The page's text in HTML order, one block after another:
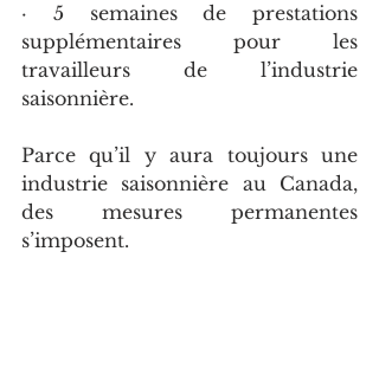
· 5 semaines de prestations
supplémentaires pour les
travailleurs de l’industrie
saisonnière.
Parce qu’il y aura toujours une
industrie saisonnière au Canada,
des mesures permanentes
s’imposent.